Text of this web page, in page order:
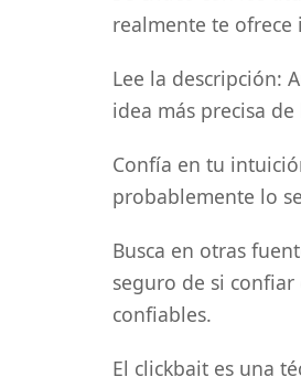
realmente te
Lee la descripción:
idea más precisa
Confía en tu
probablemente lo
Busca en otras
seguro de si
confiables.
El clickbait es una